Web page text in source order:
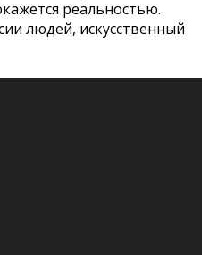
на твой организм
советы, как бороться со